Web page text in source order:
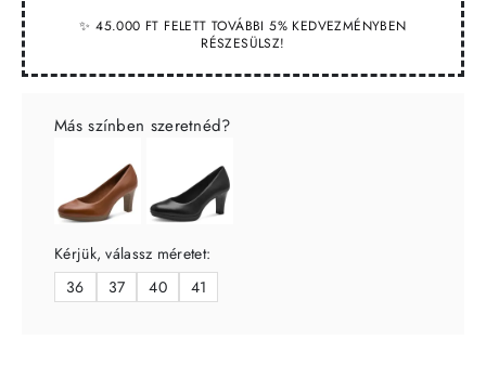
✨ 45.000 FT FELETT TOVÁBBI 5% KEDVEZMÉNYBEN
RÉSZESÜLSZ!
Más színben szeretnéd?
Kérjük, válassz méretet:
36
37 40 41